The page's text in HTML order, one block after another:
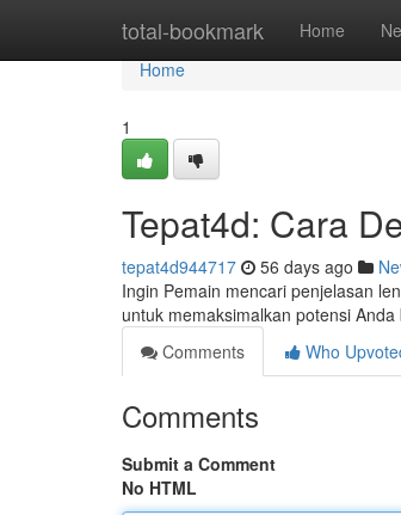
total-bookmark Home
Home
Home
1
Tepat4d: Cara
tepat4d944717 56 days ago
Ingin Pemain mencari penjelasan
untuk memaksimalkan potensi
Comments
Who
Comments
Submit a Comment
No HTML